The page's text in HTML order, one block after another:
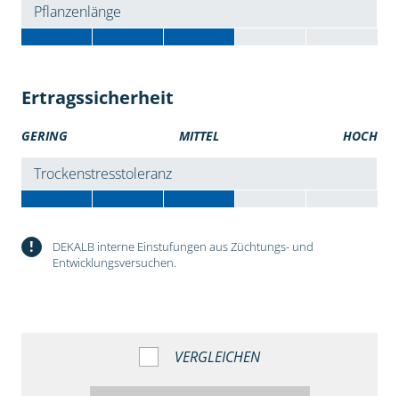
Pflanzenlänge
Ertragssicherheit
GERING MITTEL HOCH
Trockenstresstoleranz
!
DEKALB interne Einstufungen aus Züchtungs- und
Entwicklungsversuchen.
VERGLEICHEN